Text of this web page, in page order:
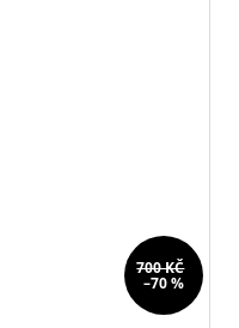
700 KČ
–70 %